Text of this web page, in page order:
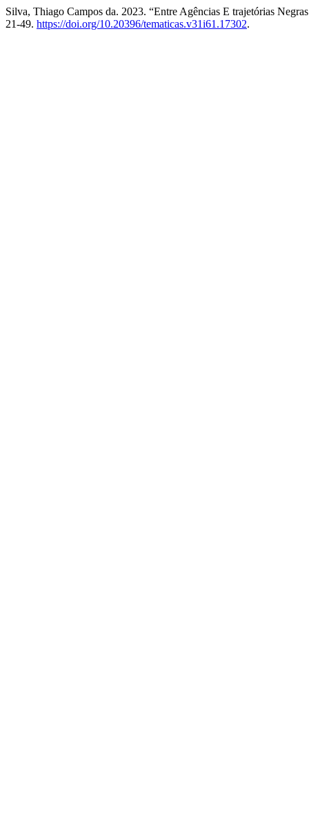
Silva, Thiago Campos da. 2023. “Entre Agências E trajetórias
21-49. https://doi.org/10.20396/tematicas.v31i61.17302.